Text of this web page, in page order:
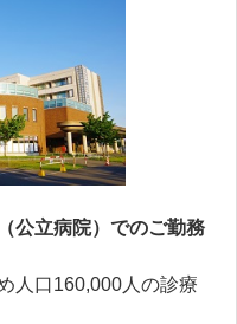
公立病院）でのご勤務
人口160,000人の診療